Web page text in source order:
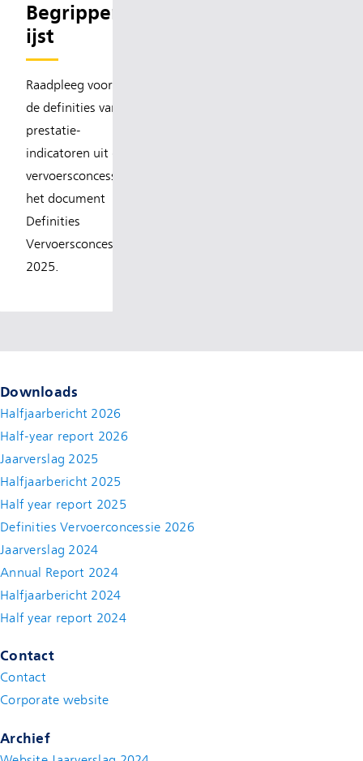
Begrippenl
ijst
Raadpleeg voor
de definities van
prestatie-
indicatoren uit de
vervoersconcessie
het document
Definities
Vervoersconcessie
2025.
Downloads
Halfjaarbericht 2026
Half-year report 2026
Jaarverslag 2025
Halfjaarbericht 2025
Half year report 2025
Definities Vervoerconcessie 2026
Jaarverslag 2024
Annual Report 2024
Halfjaarbericht 2024
Half year report 2024(new window)
Contact
Contact
Corporate website
Archief